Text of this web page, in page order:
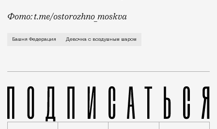
Фото: t.me/ostorozhno_moskva
Неизвестный изобразил на панорамном окне
Башня Федерация Девочка с воздушным шаром